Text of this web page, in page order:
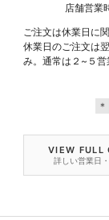
店舗営業
ご注文は休業日に
休業日のご注文は
み。通常は２~５営
＊
VIEW FULL
詳しい営業日